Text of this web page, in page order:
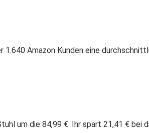
Amazon Kunden eine
um die 84,99 €. Ihr spart 21,41 € bei